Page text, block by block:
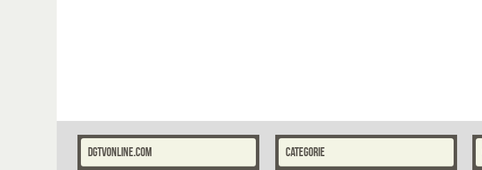
DGTVONLINE.COM CATEGORIE